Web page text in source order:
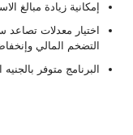
إمكانية زيادة مبالغ
اختيار معدلات تصاعد
التضخم المالي
البرنامج متوفر